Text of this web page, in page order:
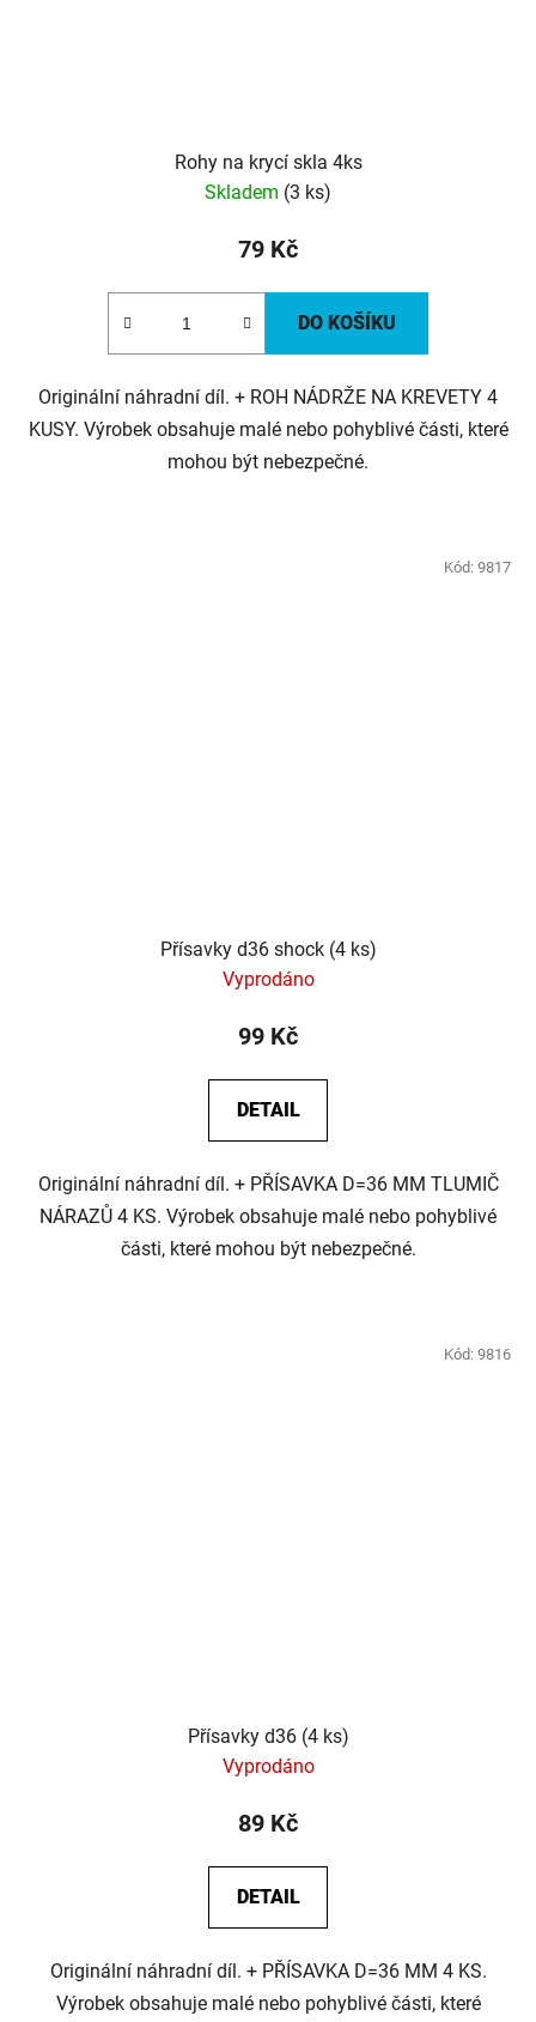
Rohy na krycí skla 4ks
Skladem (3 ks)
79 Kč
DO KOŠÍKU
Originální náhradní díl. + ROH NÁDRŽE NA KREVETY 4
KUSY. Výrobek obsahuje malé nebo pohyblivé části, které
mohou být nebezpečné.
Přísavky d36 shock (4 ks)
Vyprodáno
99 Kč
DETAIL
Originální náhradní díl. + PŘÍSAVKA D=36 MM TLUMIČ
NÁRAZŮ 4 KS. Výrobek obsahuje malé nebo pohyblivé
části, které mohou být nebezpečné.
Kód: 9817
Přísavky d36 (4 ks)
Vyprodáno
89 Kč
DETAIL
Originální náhradní díl. + PŘÍSAVKA D=36 MM 4 KS.
Výrobek obsahuje malé nebo pohyblivé části, které
Kód: 9816